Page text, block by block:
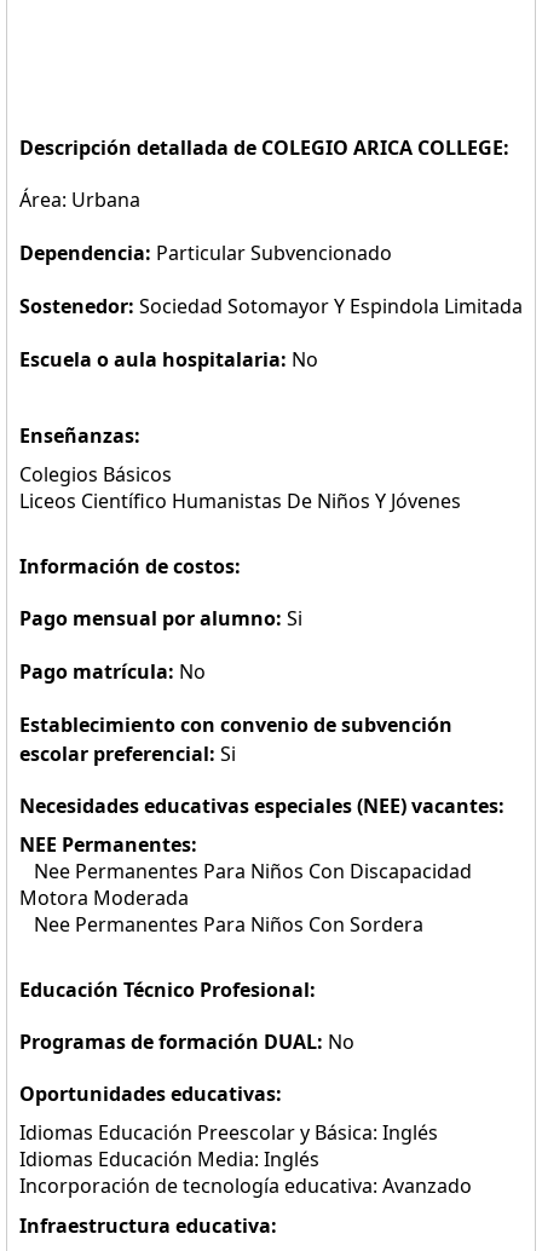
Descripción detallada de COLEGIO ARICA COLLEGE:
Área: Urbana
Dependencia: Particular Subvencionado
Sostenedor: Sociedad Sotomayor Y Espindola Limitada
Escuela o aula hospitalaria: No
Enseñanzas:
Colegios Básicos
Liceos Científico Humanistas De Niños Y Jóvenes
Información de costos:
Pago mensual por alumno: Si
Pago matrícula: No
Establecimiento con convenio de subvención
escolar preferencial: Si
Necesidades educativas especiales (NEE) vacantes:
NEE Permanentes:
Nee Permanentes Para Niños Con Discapacidad
Motora Moderada
Nee Permanentes Para Niños Con Sordera
Educación Técnico Profesional:
Programas de formación DUAL: No
Oportunidades educativas:
Idiomas Educación Preescolar y Básica: Inglés
Idiomas Educación Media: Inglés
Incorporación de tecnología educativa: Avanzado
Infraestructura educativa: